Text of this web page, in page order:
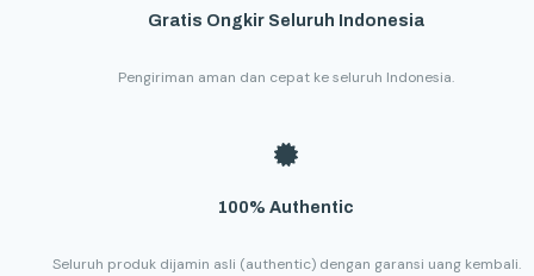
Gratis Ongkir Seluruh Indonesia
Pengiriman aman dan cepat ke seluruh Indonesia.
100% Authentic
Seluruh produk dijamin asli (authentic) dengan garansi uang kembali.